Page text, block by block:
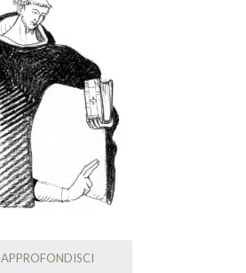
APPROFONDISCI